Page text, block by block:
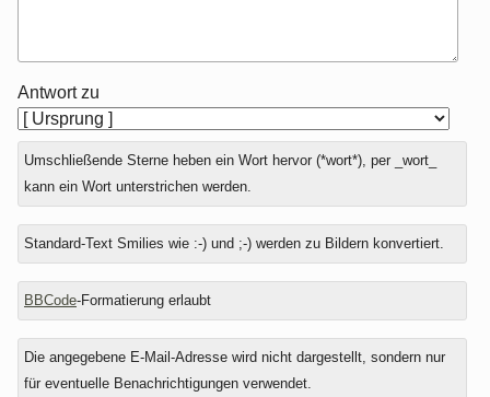
Antwort zu
Umschließende Sterne heben ein Wort hervor (*wort*), per _wort_
kann ein Wort unterstrichen werden.
Standard-Text Smilies wie :-) und ;-) werden zu Bildern konvertiert.
BBCode-Formatierung erlaubt
Die angegebene E-Mail-Adresse wird nicht dargestellt, sondern nur
für eventuelle Benachrichtigungen verwendet.